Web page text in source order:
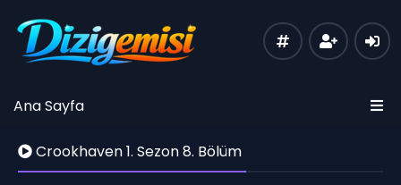
Ana Sayfa
Crookhaven 1. Sezon 8. Bölüm